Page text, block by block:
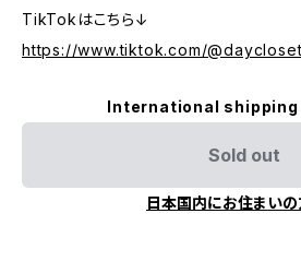
TikTokはこちら↓
https://www.tiktok.com/
International shipping
Sold out
日本国内にお住まい